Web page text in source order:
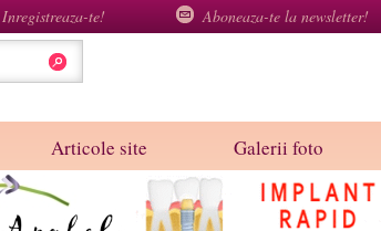
Inregistreaza-te! Aboneaza-te la newsletter!
Articole site Galerii foto